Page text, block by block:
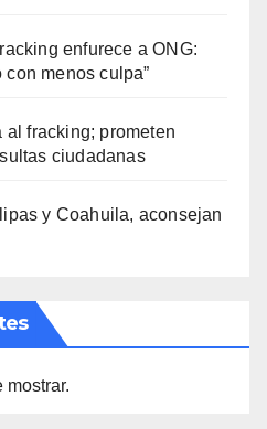
enfurece a ONG:
menos culpa”
al fracking; prometen
ciudadanas
y Coahuila, aconsejan
mostrar.